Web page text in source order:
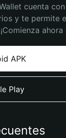
cuenta
y te permite
ahora
APK
Play